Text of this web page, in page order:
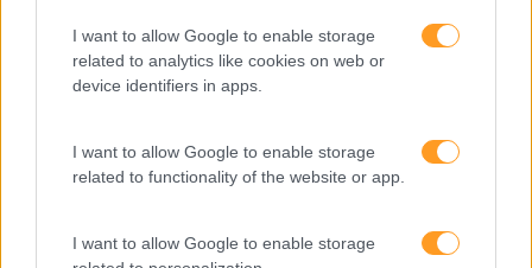
I want to allow Google to enable storage
related to analytics like cookies on web or
device identifiers in apps.
I want to allow Google to enable storage
related to functionality of the website or app.
I want to allow Google to enable storage
Pesquisa